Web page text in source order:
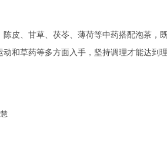
皮、甘草、茯苓、薄荷等中药搭配泡茶，
和草药等多方面入手，坚持调理才能达到理